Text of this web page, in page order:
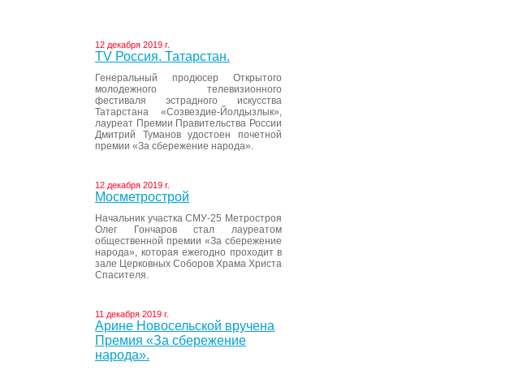
12 декабря 2019 г.
ТV Россия. Татарстан.
Генеральный продюсер Открытого
молодежного телевизионного
фестиваля эстрадного искусства
Татарстана «Созвездие-Йолдызлык»,
лауреат Премии Правительства России
Дмитрий Туманов удостоен почетной
премии «За сбережение народа».
12 декабря 2019 г.
Мосметрострой
Начальник участка СМУ-25 Метростроя
Олег Гончаров стал лауреатом
общественной премии «За сбережение
народа», которая ежегодно проходит в
зале Церковных Соборов Храма Христа
Спасителя.
11 декабря 2019 г.
Арине Новосельской вручена
Премия «За сбережение
народа».